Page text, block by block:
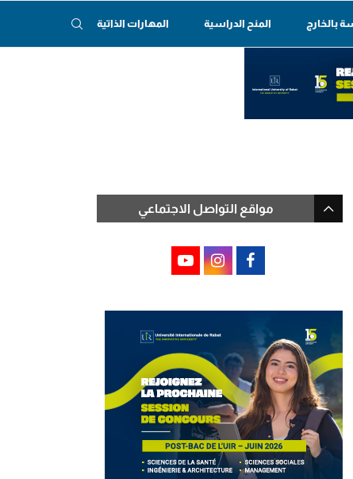
بالخارج المنح الدراسية المهارات الذاتية
مواقع التواصل الاجتماعي